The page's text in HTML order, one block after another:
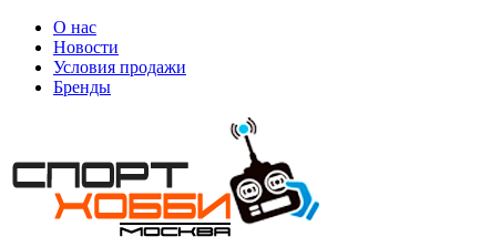
О нас
Новости
Условия продажи
Бренды